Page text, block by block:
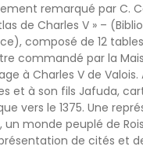
remarqué par C.
de Charles V » –
composé de 12
commandé par la
à Charles V de Valois.
et à son fils Jafuda,
vers le 1375. Une
monde peuplé de
de cités et